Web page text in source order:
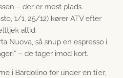
– der er mest plads.
1/1, 25/12) kører ATV efter
altid.
Nuova, så snup en espresso i
– de tager imod kort.
i Bardolino for under en ti’er,